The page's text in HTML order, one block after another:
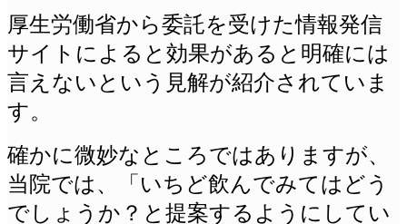
厚生労働省から委託を受けた情報発信
サイトによると効果があると明確には
言えないという見解が紹介されていま
す。
確かに微妙なところではありますが、
当院では、「いちど飲んでみてはどう
でしょうか？と提案するようにしてい